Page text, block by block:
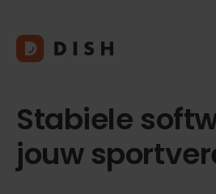
Stabiele
jouw